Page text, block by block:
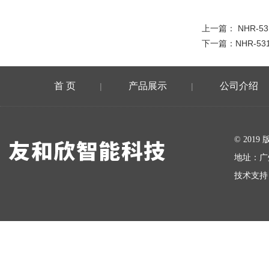
上一篇： NHR-
下一篇： NHR-
首 页 | 产品展示 | 公司介绍
© 2019
地址：
技术支